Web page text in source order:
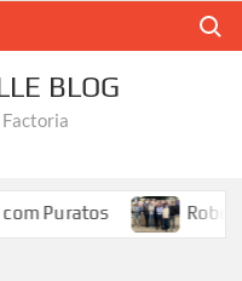
BLOG
Puratos